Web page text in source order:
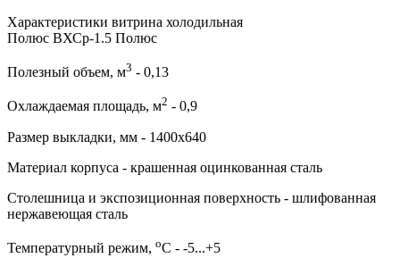
Характеристики витрина холодильная
Полюс ВХСр-1.5 Полюс
Полезный объем, м3 - 0,13
Охлаждаемая площадь, м2 - 0,9
Размер выкладки, мм - 1400х640
Материал корпуса - крашенная оцинкованная сталь
Столешница и экспозиционная поверхность - шлифованная
нержавеющая сталь
Температурный режим, оС - -5...+5